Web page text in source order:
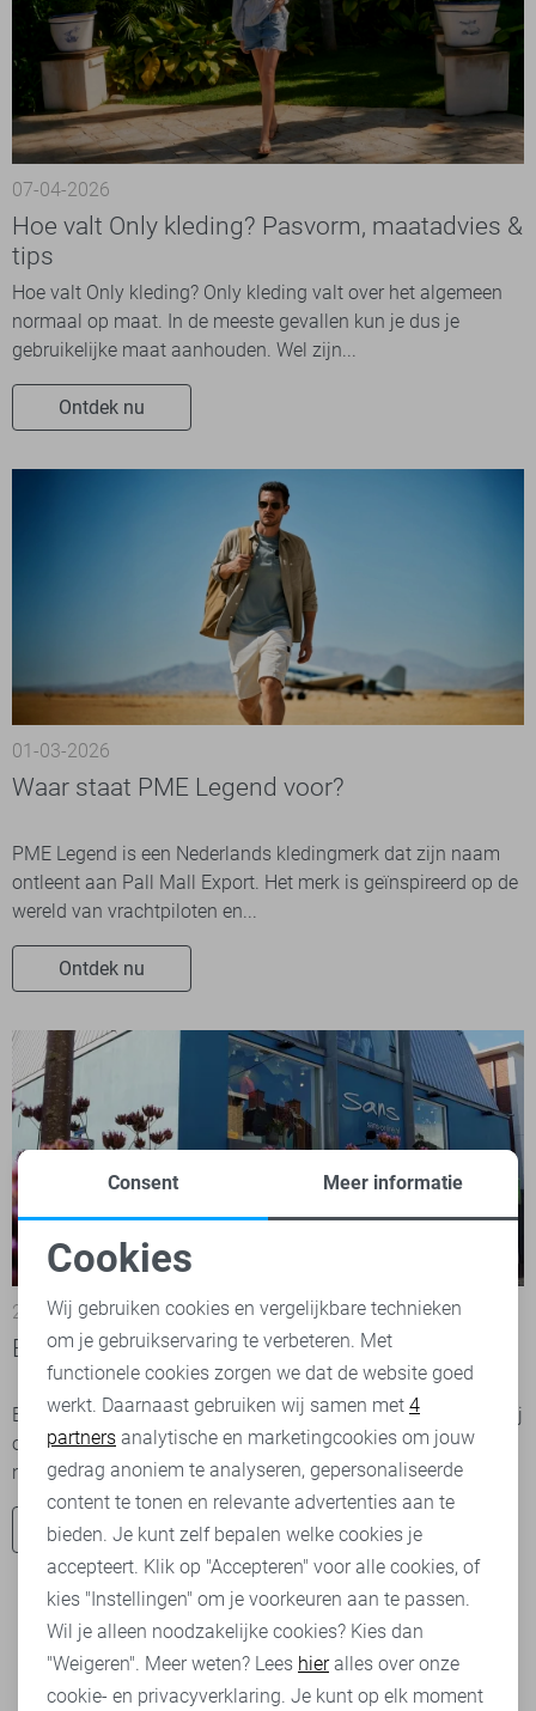
07-04-2026
Hoe valt Only kleding? Pasvorm, maatadvies &
tips
Hoe valt Only kleding? Only kleding valt over het algemeen
normaal op maat. In de meeste gevallen kun je dus je
gebruikelijke maat aanhouden. Wel zijn...
Ontdek nu
01-03-2026
Waar staat PME Legend voor?
PME Legend is een Nederlands kledingmerk dat zijn naam
ontleent aan Pall Mall Export. Het merk is geïnspireerd op de
wereld van vrachtpiloten en...
Ontdek nu
24-04-2026
Een kijkje in onze winkel Sans in Rijssen
Ben jij die fanatieke online-shopper, maar ben je nog nooit bij
onze fysieke winkel in Rijssen geweest? Ben je wel heel
nieuwsgierig? Lees snel verder...
Ontdek nu
1 2 3
Noodzakelijke cookies
Personalisatie cookies
Analytische cookies
Marketing cookies
Consent Meer informatie
Cookies
Wij gebruiken cookies en vergelijkbare technieken
om je gebruikservaring te verbeteren. Met
functionele cookies zorgen we dat de website goed
werkt. Daarnaast gebruiken wij samen met 4
partners analytische en marketingcookies om jouw
gedrag anoniem te analyseren, gepersonaliseerde
content te tonen en relevante advertenties aan te
bieden. Je kunt zelf bepalen welke cookies je
accepteert. Klik op "Accepteren" voor alle cookies, of
kies "Instellingen" om je voorkeuren aan te passen.
Wil je alleen noodzakelijke cookies? Kies dan
"Weigeren". Meer weten? Lees hieralles over onze
cookie- en privacyverklaring. Je kunt op elk moment